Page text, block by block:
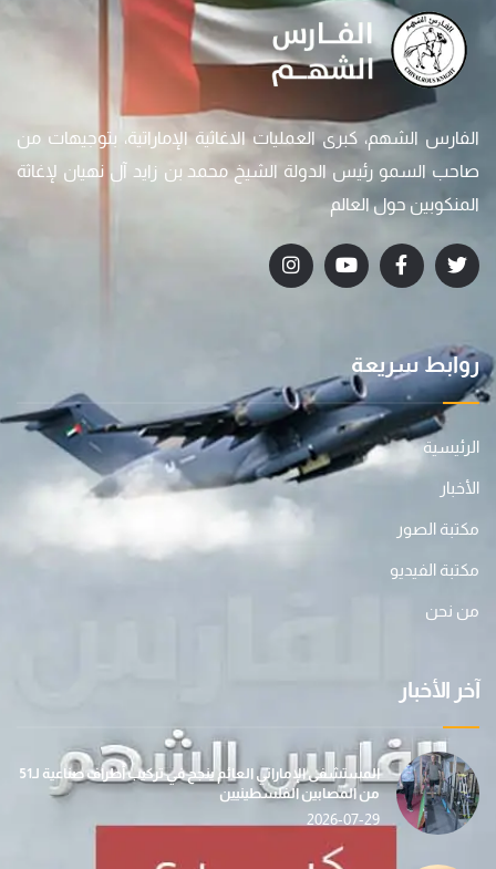
الفارس الشهم، كبرى العمليات الاغاثية الإماراتية، بتوجيهات من
صاحب السمو رئيس الدولة الشيخ محمد بن زايد آل نهيان لإغاثة
المنكوبين حول العالم
روابط سريعة
الرئيسية
الأخبار
مكتبة الصور
مكتبة الفيديو
من نحن
آخر الأخبار
المستشفى الإماراتي العائم ينجح في تركيب أطراف صناعية لـ51
من المصابين الفلسطينيين
2026-07-29